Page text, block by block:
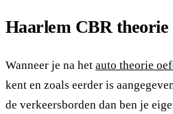
Haarlem CBR theorie
Wanneer je na het auto theorie
kent en zoals eerder is
de verkeersborden dan ben je